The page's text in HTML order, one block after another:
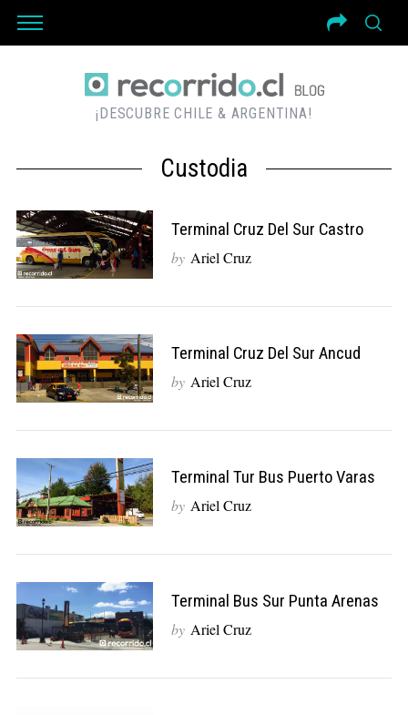
¡DESCUBRE CHILE & ARGENTINA!
Custodia
Terminal Cruz Del Sur Castro
by Ariel Cruz
Terminal Cruz Del Sur Ancud
by Ariel Cruz
Terminal Tur Bus Puerto Varas
by Ariel Cruz
Terminal Bus Sur Punta Arenas
by Ariel Cruz